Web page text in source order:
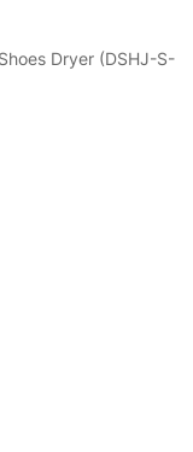
Dryer (DSHJ-S-